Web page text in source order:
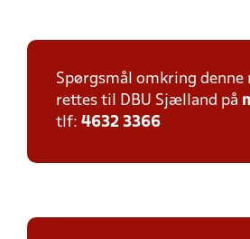
Spørgsmål omkring denne
rettes til DBU Sjælland på
tlf: 4632 3366